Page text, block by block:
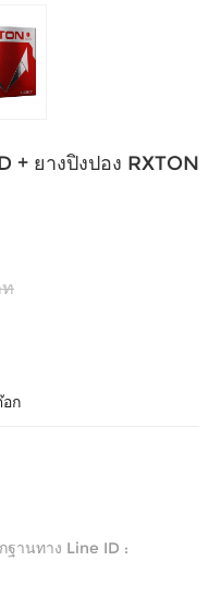
+ ยางปิงปอง RXTON
ท
ก
ฐานทาง Line ID :